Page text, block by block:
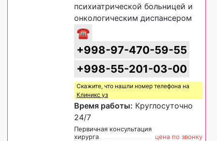
психиатрической больницей и
онкологическим диспансером
☎
+998-97-470-59-55
+998-55-201-03-00
Скажите, что нашли номер телефона на
Клиникс уз
Время работы: Круглосуточно
24/7
Первичная консультация
хирурга
цена по звонку